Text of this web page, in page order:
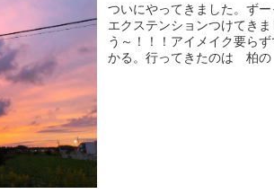
ついにやってきました。ず
エクステンションつけてき
う～！！！アイメイク要ら
かる。行ってきたのは 柏